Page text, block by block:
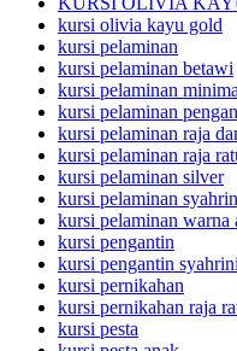
kursi olivia kayu gold
kursi pelaminan
kursi pelaminan betawi
kursi pelaminan
kursi pelaminan
kursi pelaminan raja
kursi pelaminan raja
kursi pelaminan silver
kursi pelaminan
kursi pelaminan warna
kursi pengantin
kursi pengantin syahrini
kursi pernikahan
kursi pernikahan raja
kursi pesta